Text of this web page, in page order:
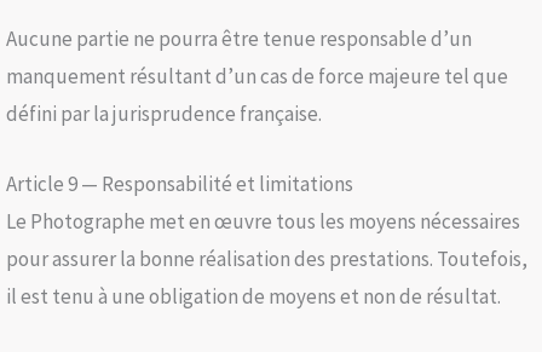
Aucune partie ne pourra être tenue responsable d’un
manquement résultant d’un cas de force majeure tel que
défini par la jurisprudence française.
Article 9 — Responsabilité et limitations
Le Photographe met en œuvre tous les moyens nécessaires
pour assurer la bonne réalisation des prestations. Toutefois,
il est tenu à une obligation de moyens et non de résultat.